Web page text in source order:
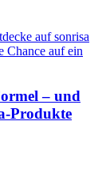
– und
Produkte